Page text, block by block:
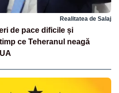
Realitatea de Salaj
de pace dificile și
ce Teheranul neagă